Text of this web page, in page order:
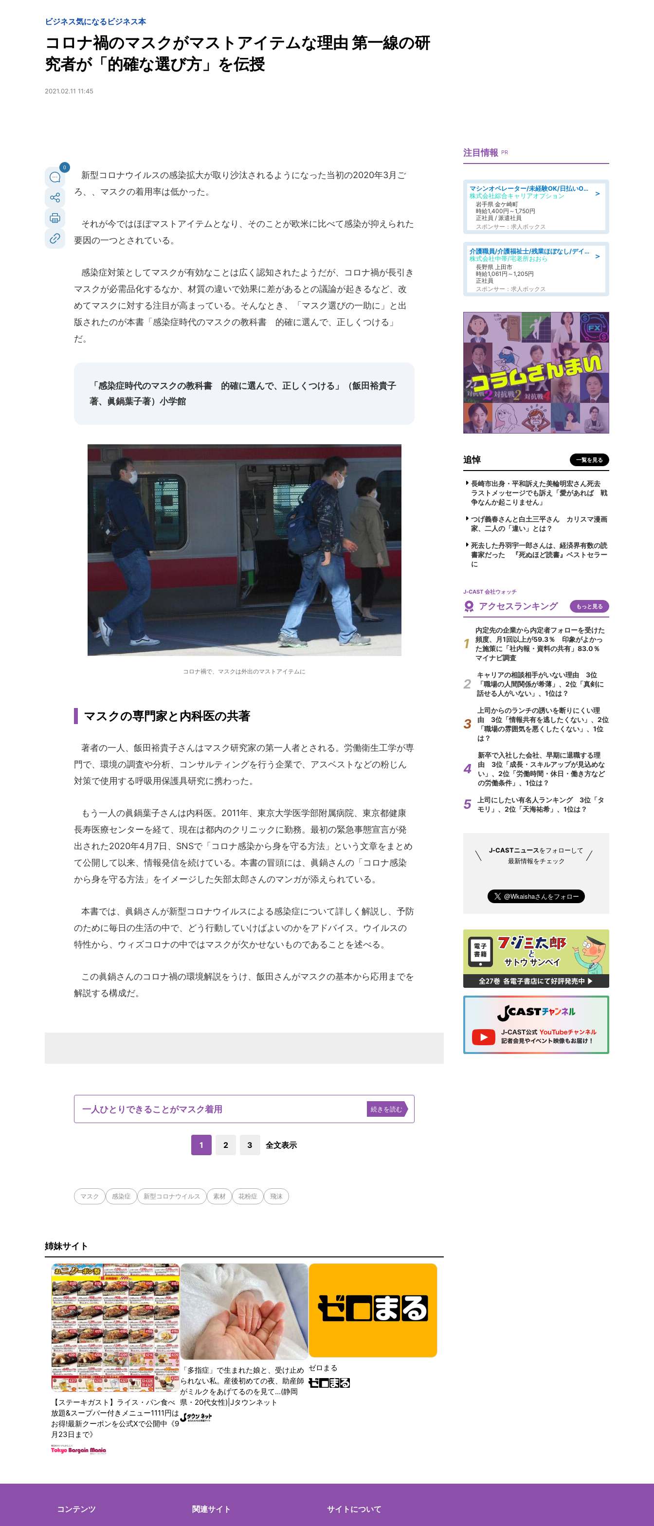
ビジネス気になるビジネス本
コロナ禍のマスクがマストアイテムな理由 第一線の研
究者が「的確な選び方」を伝授
2021.02.11 11:45
0
新型コロナウイルスの感染拡大が取り沙汰されるようになった当初の2020年3月ご
ろ、、マスクの着用率は低かった。
それが今ではほぼマストアイテムとなり、そのことが欧米に比べて感染が抑えられた
要因の一つとされている。
感染症対策としてマスクが有効なことは広く認知されたようだが、コロナ禍が長引き
マスクが必需品化するなか、材質の違いで効果に差があるとの議論が起きるなど、改
めてマスクに対する注目が高まっている。そんなとき、「マスク選びの一助に」と出
版されたのが本書「感染症時代のマスクの教科書 的確に選んで、正しくつける」
だ。
「感染症時代のマスクの教科書 的確に選んで、正しくつける」（飯田裕貴子
著、眞鍋葉子著）小学館
コロナ禍で、マスクは外出のマストアイテムに
マスクの専門家と内科医の共著
著者の一人、飯田裕貴子さんはマスク研究家の第一人者とされる。労働衛生工学が専
門で、環境の調査や分析、コンサルティングを行う企業で、アスベストなどの粉じん
対策で使用する呼吸用保護具研究に携わった。
もう一人の眞鍋葉子さんは内科医。2011年、東京大学医学部附属病院、東京都健康
長寿医療センターを経て、現在は都内のクリニックに勤務。最初の緊急事態宣言が発
出された2020年4月7日、SNSで「コロナ感染から身を守る方法」という文章をまとめ
て公開して以来、情報発信を続けている。本書の冒頭には、眞鍋さんの「コロナ感染
から身を守る方法」をイメージした矢部太郎さんのマンガが添えられている。
本書では、眞鍋さんが新型コロナウイルスによる感染症について詳しく解説し、予防
のために毎日の生活の中で、どう行動していけばよいのかをアドバイス。ウイルスの
特性から、ウィズコロナの中ではマスクが欠かせないものであることを述べる。
この眞鍋さんのコロナ禍の環境解説をうけ、飯田さんがマスクの基本から応用までを
解説する構成だ。
一人ひとりできることがマスク着用 続きを読む
1 2 3 全文表示
マスク 感染症 新型コロナウイルス 素材 花粉症 飛沫
姉妹サイト
【ステーキガスト】ライス・パン食べ
放題&スープバー付きメニュー1111円は
お得!最新クーポンを公式Xで公開中《9
月23日まで》
「多指症」で生まれた娘と、受け止め
られない私。産後初めての夜、助産師
がミルクをあげてるのを見て...(静岡
県・20代女性)|Jタウンネット
ゼロまる
注目情報 PR
＞
マシンオペレーター/未経験OK/日払いOK/寮完備/交替制/20・30・40代活躍中
株式会社綜合キャリアオプション
岩手県 金ケ崎町
時給1,400円～1,750円
正社員 / 派遣社員
スポンサー：求人ボックス
＞
介護職員/介護福祉士/残業ほぼなし/デイサービスの介護士/日勤のみ
株式会社中帯/宅老所おおら
長野県 上田市
時給1,061円～1,205円
正社員
スポンサー：求人ボックス
追悼 一覧を見る
長崎市出身・平和訴えた美輪明宏さん死去
ラストメッセージでも訴え「愛があれば 戦
争なんか起こりません」
つげ義春さんと白土三平さん カリスマ漫画
家、二人の「違い」とは？
死去した丹羽宇一郎さんは、経済界有数の読
書家だった 『死ぬほど読書』ベストセラー
に
J-CAST 会社ウォッチ
アクセスランキング もっと見る
内定先の企業から内定者フォローを受けた
頻度、月1回以上が59.3％ 印象がよかっ
た施策に「社内報・資料の共有」83.0％
マイナビ調査
キャリアの相談相手がいない理由 3位
「職場の人間関係が希薄」、2位「真剣に
話せる人がいない」、1位は？
上司からのランチの誘いを断りにくい理
由 3位「情報共有を逃したくない」、2位
「職場の雰囲気を悪くしたくない」、1位
は？
新卒で入社した会社、早期に退職する理
由 3位「成長・スキルアップが見込めな
い」、2位「労働時間・休日・働き方など
の労働条件」、1位は？
上司にしたい有名人ランキング 3位「タ
モリ」、2位「天海祐希」、1位は？
J-CASTニュースをフォローして
最新情報をチェック
コンテンツ 関連サイト サイトについて